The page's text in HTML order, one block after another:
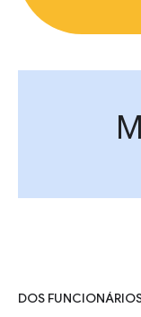
DOS